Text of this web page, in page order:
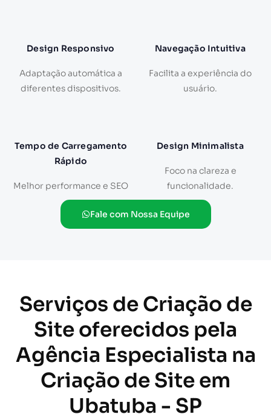
Design Responsivo
Adaptação automática a
diferentes dispositivos.
Navegação Intuitiva
Facilita a experiência do
usuário.
Tempo de Carregamento
Rápido
Melhor performance e SEO
Design Minimalista
Foco na clareza e
funcionalidade.
Fale com Nossa Equipe
Serviços de Criação de
Site oferecidos pela
Agência Especialista na
Criação de Site em
Ubatuba - SP